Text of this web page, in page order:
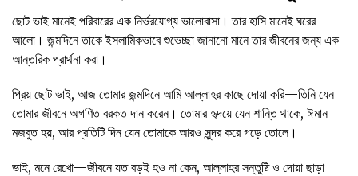
ছোট ভাই মানেই পরিবারের এক নির্ভরযোগ্য ভালোবাসা। তার হাসি মানেই ঘরের
আলো। জন্মদিনে তাকে ইসলামিকভাবে শুভেচ্ছা জানানো মানে তার জীবনের জন্য এক
আন্তরিক প্রার্থনা করা।
প্রিয় ছোট ভাই, আজ তোমার জন্মদিনে আমি আল্লাহর কাছে দোয়া করি—তিনি যেন
তোমার জীবনে অগণিত বরকত দান করেন। তোমার হৃদয়ে যেন শান্তি থাকে, ঈমান
মজবুত হয়, আর প্রতিটি দিন যেন তোমাকে আরও সুন্দর করে গড়ে তোলে।
ভাই, মনে রেখো—জীবনে যত বড়ই হও না কেন, আল্লাহর সন্তুষ্টি ও দোয়া ছাড়া